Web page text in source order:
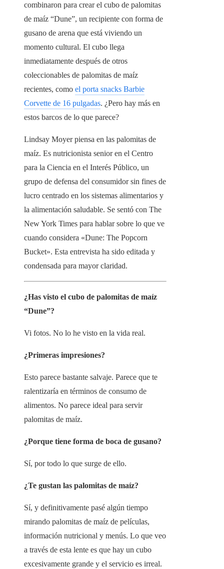
combinaron para crear el cubo de palomitas
de maíz “Dune”, un recipiente con forma de
gusano de arena que está viviendo un
momento cultural. El cubo llega
inmediatamente después de otros
coleccionables de palomitas de maíz
recientes, como el porta snacks Barbie
Corvette de 16 pulgadas. ¿Pero hay más en
estos barcos de lo que parece?
Lindsay Moyer piensa en las palomitas de
maíz. Es nutricionista senior en el Centro
para la Ciencia en el Interés Público, un
grupo de defensa del consumidor sin fines de
lucro centrado en los sistemas alimentarios y
la alimentación saludable. Se sentó con The
New York Times para hablar sobre lo que ve
cuando considera «Dune: The Popcorn
Bucket». Esta entrevista ha sido editada y
condensada para mayor claridad.
¿Has visto el cubo de palomitas de maíz
“Dune”?
Vi fotos. No lo he visto en la vida real.
¿Primeras impresiones?
Esto parece bastante salvaje. Parece que te
ralentizaría en términos de consumo de
alimentos. No parece ideal para servir
palomitas de maíz.
¿Porque tiene forma de boca de gusano?
Sí, por todo lo que surge de ello.
¿Te gustan las palomitas de maíz?
Sí, y definitivamente pasé algún tiempo
mirando palomitas de maíz de películas,
información nutricional y menús. Lo que veo
a través de esta lente es que hay un cubo
excesivamente grande y el servicio es irreal.